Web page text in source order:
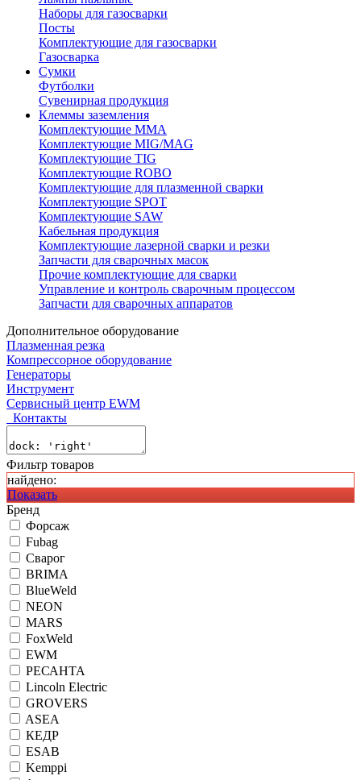
Наборы для газосварки
Посты
Комплектующие для газосварки
Газосварка
Сумки
Футболки
Сувенирная продукция
Клеммы заземления
Комплектующие ММА
Комплектующие MIG/MAG
Комплектующие TIG
Комплектующие ROBO
Комплектующие для плазменной сварки
Комплектующие SPOT
Комплектующие SAW
Кабельная продукция
Комплектующие лазерной сварки и резки
Запчасти для сварочных масок
Прочие комплектующие для сварки
Управление и контроль сварочным процессом
Запчасти для сварочных аппаратов
Дополнительное оборудование
Плазменная резка
Компрессорное оборудование
Генераторы
Инструмент
Сервисный центр EWM
Контакты
Фильтр товаров
найдено:
Показать
Бренд
Форсаж
Fubag
Сварог
BRIMA
BlueWeld
NEON
MARS
FoxWeld
EWM
РЕСАНТА
Lincoln Electric
GROVERS
ASEA
КЕДР
ESAB
Kemppi